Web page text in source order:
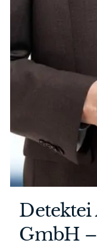
Detektei
GmbH